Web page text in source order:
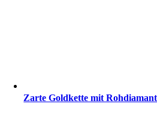
Zarte Goldkette mit